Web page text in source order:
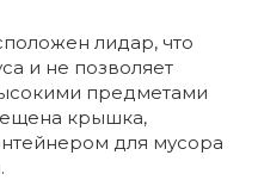
лидар, что
и не позволяет
предметами
крышка,
для мусора